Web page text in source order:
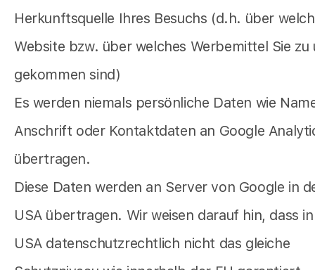
Herkunftsquelle Ihres Besuchs (d.h. über
Website bzw. über welches Werbemittel Sie zu
gekommen sind)
Es werden niemals persönliche Daten wie
Anschrift oder Kontaktdaten an Google
übertragen.
Diese Daten werden an Server von Google in
USA übertragen. Wir weisen darauf hin, dass
USA datenschutzrechtlich nicht das gleiche